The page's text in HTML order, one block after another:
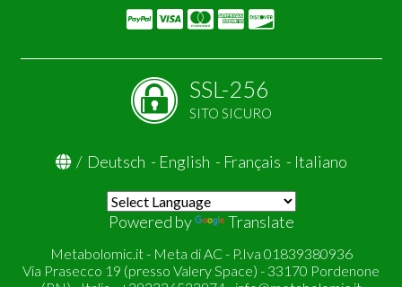
SSL-256
SITO SICURO
/ Deutsch - English - Français - Italiano
Powered by Translate
Metabolomic.it - Meta di AC - P.Iva 01839380936
Via Prasecco 19 (presso Valery Space) - 33170 Pordenone